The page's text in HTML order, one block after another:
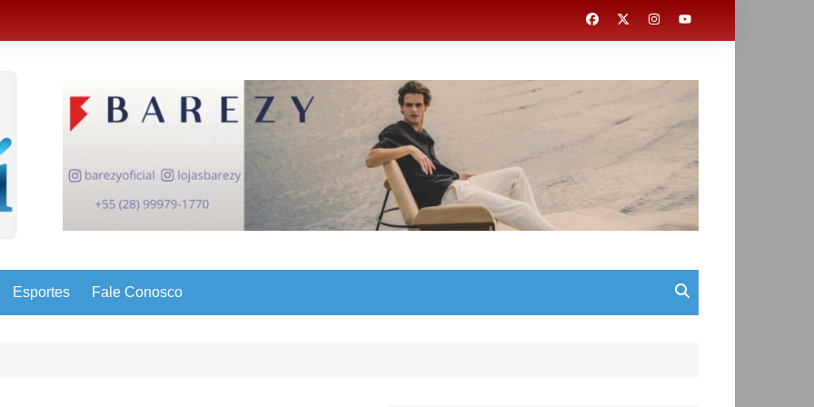
Esportes Fale Conosco